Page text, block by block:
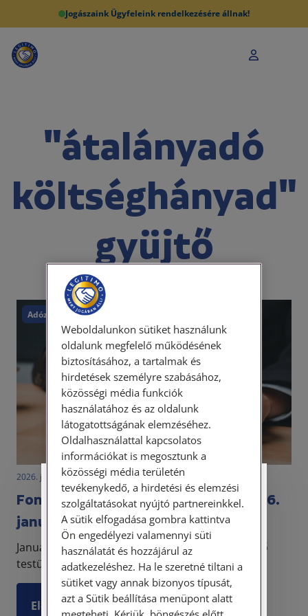
Jogászaink Ügyfeleink rendelkezésére állnak!
"átalányadó
költséghányad"
gyüjtő
Adózás Fogyasztóvédelem
2026. január 6. • dr. Novák Katalin Orsolya
Fontos jogszabálymódosítások 2026.
január 1-jétől
Január 1-jétől a KKV-k is fordulhatnak a békéltető
testületekhez.
Elolvasom
Személyes ügyfélfogadás
Tisztelt Ügyfeleink!
Személyes ügyfélszolgálatunk telefonon
történő előzetes időpontegyeztetés után,
szerdai napokon érhető el.
Címünk: 1087 Budapest, Hungária körút
30/A. 8. emelet. Pontos megközelítési
Weboldalunkon sütiket használunk
oldalunk megfelelő működésének
biztosításához, a tartalmak és
hirdetések személyre szabásához,
közösségi média funkciók
használatához és az oldalunk
látogatottságának elemzéséhez.
Oldalhasználattal kapcsolatos
információkat is megosztunk a
közösségi média területén
tevékenykedő, a hirdetési és elemzési
szolgáltatásokat nyújtó partnereinkkel.
A sütik elfogadása gombra kattintva
Ön engedélyezi valamennyi süti
használatát és hozzájárul az
adatkezeléshez. Ha le szeretné tiltani a
sütiket vagy annak bizonyos típusát,
azt a Sütik beállítása menüpont alatt